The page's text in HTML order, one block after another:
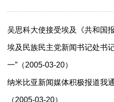
吴思科大使接受埃及《共和国
埃及民族民主党新闻书记处书
一”（2005-03-20）
纳米比亚新闻媒体积极报道我
（2005-03-20）